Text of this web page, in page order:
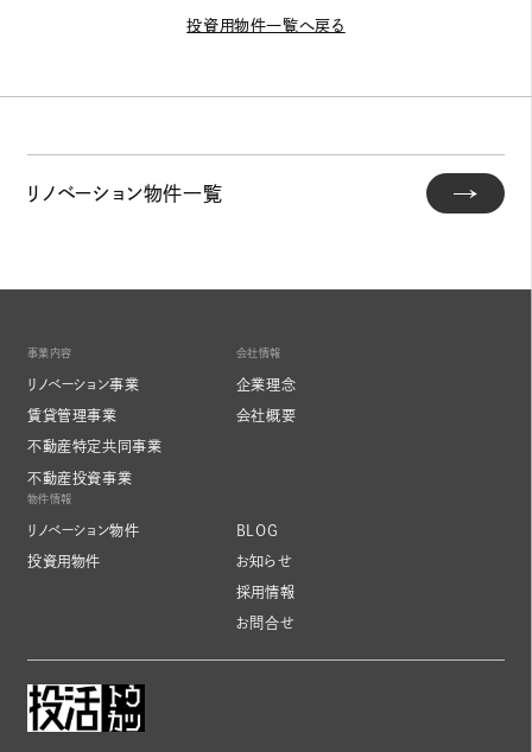
投資用物件一覧へ戻る
リノベーション物件一覧
事業内容
リノベーション事業
賃貸管理事業
不動産特定共同事業
不動産投資事業
会社情報
企業理念
会社概要
物件情報
リノベーション物件
投資用物件
BLOG
お知らせ
採用情報
お問合せ